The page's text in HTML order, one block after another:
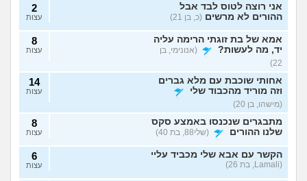
אני רוצה לטוס לבד אבל
ההורים לא מרשים (כ, בן 21)
2
עצות
אמא של בת זוגתי הרימה עליה
יד, מה לעשות?
(אנונימי, בן
22)
8
עצות
אחותי שוכבת עם מלא גברים
וזה מוריד מהכבוד שלי
(מישהו, בן 20)
14
עצות
מתבגרים שנכנסו באמצע סקס
שלנו ההורים
(שלי88, בת 40)
8
עצות
הקשר עם אבא שלי מכביד עליי
(Lamali, בת 26)
6
עצות